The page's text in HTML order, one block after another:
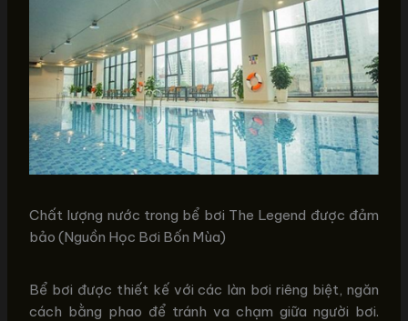
Chất lượng nước trong bể bơi The Legend được đảm
bảo (Nguồn Học Bơi Bốn Mùa)
Bể bơi được thiết kế với các làn bơi riêng biệt, ngăn
cách bằng phao để tránh va chạm giữa người bơi.